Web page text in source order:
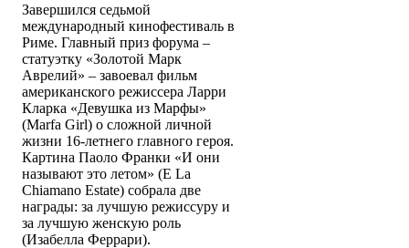
Завершился седьмой
международный кинофестиваль в
Риме. Главный приз форума –
статуэтку «Золотой Марк
Аврелий» – завоевал фильм
американского режиссера Ларри
Кларка «Девушка из Марфы»
(Marfa Girl) о сложной личной
жизни 16-летнего главного героя.
Картина Паоло Франки «И они
называют это летом» (E La
Chiamano Estate) собрала две
награды: за лучшую режиссуру и
за лучшую женскую роль
(Изабелла Феррари).